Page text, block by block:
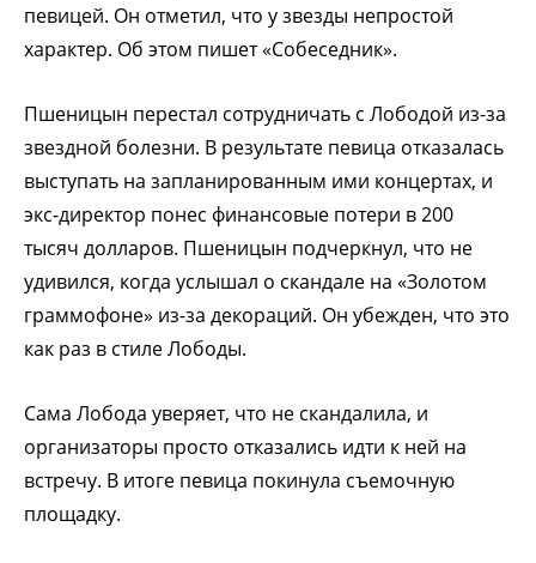
певицей. Он отметил, что у звезды непростой
характер. Об этом пишет «Собеседник».
Пшеницын перестал сотрудничать с Лободой из-за
звездной болезни. В результате певица отказалась
выступать на запланированным ими концертах, и
экс-директор понес финансовые потери в 200
тысяч долларов. Пшеницын подчеркнул, что не
удивился, когда услышал о скандале на «Золотом
граммофоне» из-за декораций. Он убежден, что это
как раз в стиле Лободы.
Сама Лобода уверяет, что не скандалила, и
организаторы просто отказались идти к ней на
встречу. В итоге певица покинула съемочную
площадку.